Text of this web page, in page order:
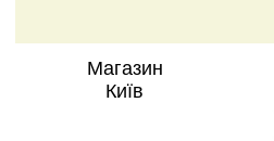
Магазин
Київ